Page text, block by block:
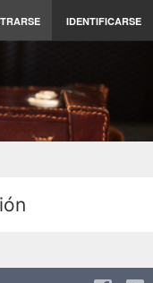
IDENTIFICARSE